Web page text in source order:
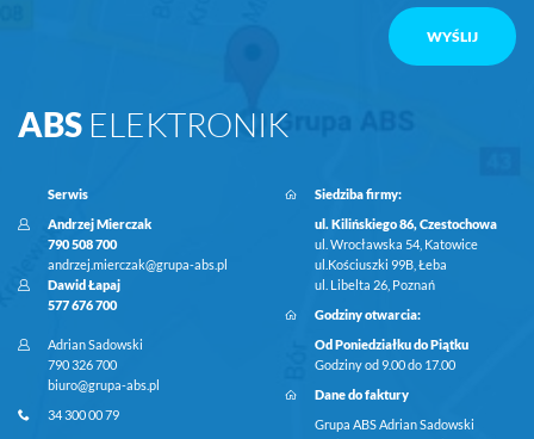
ABS ELEKTRONIK
Serwis
Andrzej Mierczak
790 508 700
andrzej.mierczak@grupa-abs.pl
Dawid Łapaj
577 676 700
Adrian Sadowski
790 326 700
biuro@grupa-abs.pl
34 300 00 79
Siedziba firmy:
ul. Kilińskiego 86, Czestochowa
ul. Wrocławska 54, Katowice
ul.Kościuszki 99B, Łeba
ul. Libelta 26, Poznań
Godziny otwarcia:
Od Poniedziałku do Piątku
Godziny od 9.00 do 17.00
Dane do faktury
Grupa ABS Adrian Sadowski